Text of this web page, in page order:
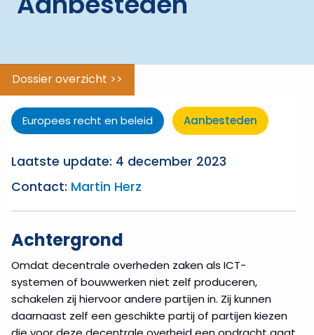
Aanbestedende
dienst
Publiekrechtelijke
instelling
Speciale
sectoren
Gemengde
opdracht
Subsidies
en
Dossier overzicht >>
Europees recht en beleid Aanbesteden
Laatste update: 4 december 2023
Contact: Martin Herz
Achtergrond
Omdat decentrale overheden zaken als ICT-
systemen of bouwwerken niet zelf produceren,
schakelen zij hiervoor andere partijen in. Zij kunnen
daarnaast zelf een geschikte partij of partijen kiezen